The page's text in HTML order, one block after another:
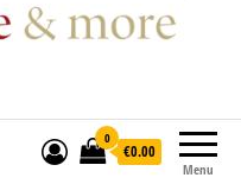
Menu
0
€0.00